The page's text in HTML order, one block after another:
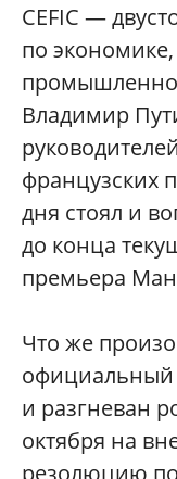
CEFIC —
по
Владимир
французских
дня стоял и
до конца
премьера
Что же
официальный
и разгневан
октября на
резолюцию